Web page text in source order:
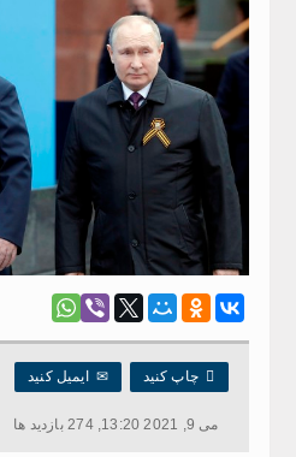
 چاپ کنید ✉ایمیل کنید
می 9, 2021 13:20, 274 بازدید ها